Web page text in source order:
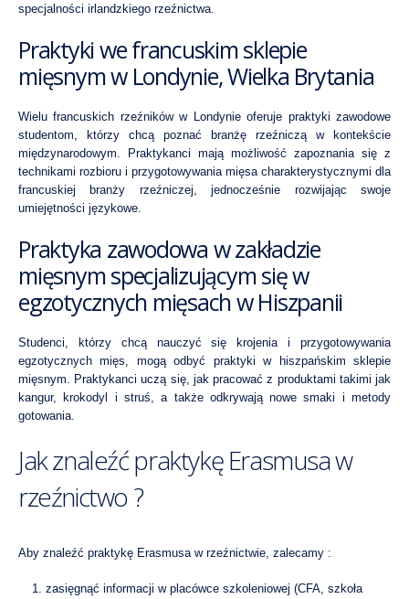
specjalności irlandzkiego rzeźnictwa.
Praktyki we francuskim sklepie
mięsnym w Londynie, Wielka Brytania
Wielu francuskich rzeźników w Londynie oferuje praktyki zawodowe
studentom, którzy chcą poznać branżę rzeźniczą w kontekście
międzynarodowym. Praktykanci mają możliwość zapoznania się z
technikami rozbioru i przygotowywania mięsa charakterystycznymi dla
francuskiej branży rzeźniczej, jednocześnie rozwijając swoje
umiejętności językowe.
Praktyka zawodowa w zakładzie
mięsnym specjalizującym się w
egzotycznych mięsach w Hiszpanii
Studenci, którzy chcą nauczyć się krojenia i przygotowywania
egzotycznych mięs, mogą odbyć praktyki w hiszpańskim sklepie
mięsnym. Praktykanci uczą się, jak pracować z produktami takimi jak
kangur, krokodyl i struś, a także odkrywają nowe smaki i metody
gotowania.
Jak znaleźć praktykę Erasmusa w
rzeźnictwo ?
Aby znaleźć praktykę Erasmusa w rzeźnictwie, zalecamy :
zasięgnąć informacji w placówce szkoleniowej (CFA, szkoła